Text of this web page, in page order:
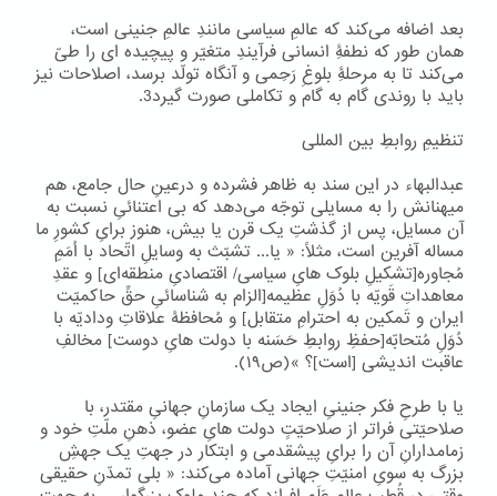
بعد اضافه می‌کند که عالمِ سیاسی مانندِ عالمِ جنینی است،
همان طور که نطفۀِ انسانی فرآیندِ متغیّر و پیچیده ای را طیّ
می‌کند تا به مرحلۀِ بلوغِ رَحِمی و آنگاه تولّد برسد، اصلاحات نیز
باید با روندی گام به گام و تکاملی صورت گیرد3.
تنظیمِ روابطِ بین المللی
عبدالبهاء در این سند به ظاهر فشرده و درعینِ حال جامع، هم
میهنانش را به مسایلی توجّه می‌دهد که بی اعتنائیِ نسبت به
آن مسایل، پس از گذشتِ یک قرن یا بیش، هنوز برایِ کشورِ ما
مساله آفرین است، مثلاً: « یا... تشبّث به وسایلِ اتّحاد با اُمَمِ
مُجاوره[تشکیلِ بلوک هایِ سیاسی/ اقتصادیِ منطقه‌ای] و عقدِ
معاهداتِ قَویّه با دُوَلِ عظیمه[الزام به شناسائیِ حقِّ حاکمیّت
ایران و تَمکین به احترامِ متقابل] و مُحافظۀ علاقاتِ ودادیّه با
دُوَلِ مُتحابّه[حفظِ روابطِ حَسَنه با دولت هایِ دوست] مخالفِ
عاقبت اندیشی [است]؟ »(ص۱۹).
یا با طرحِ فکر جنینیِ ایجاد یک سازمانِ جهانیِ مقتدر، با
صلاحیّتی فراتر از صلاحیّتِِ دولت هایِ عضو، ذهنِ ملّتِ خود و
زمامدارانِ آن را برایِ پیشقدمی و ابتکار در جهتِ یک جهشِ
بزرگ به سویِ امنیّتِ جهانی آماده می‌کند: « بلی تمدّنِ حقیقی